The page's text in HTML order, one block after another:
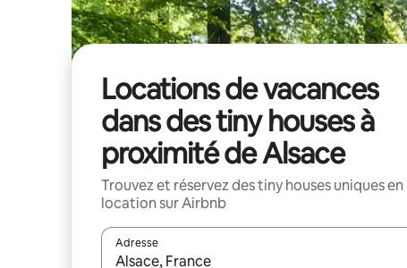
Locations de vacances
dans des tiny houses à
proximité de Alsace
Trouvez et réservez des tiny houses uniques en
location sur Airbnb
Adresse
Lorsque les résultats s'affichent, utilisez les